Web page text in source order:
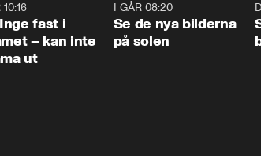
fast i
– kan inte
ut
I GÅR 08:20
Se de nya bilderna
på solen